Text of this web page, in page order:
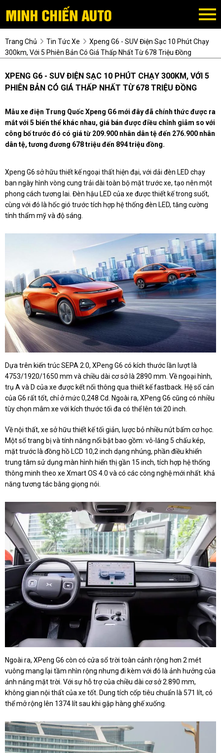
Trang Chủ Tin Tức Xe
Xpeng G6 - SUV Điện Sạc 10 Phút Chạy
300km, Với 5 Phiên Bản Có Giá Thấp Nhất Từ 678 Triệu Đồng
XPENG G6 - SUV ĐIỆN SẠC 10 PHÚT CHẠY 300KM, VỚI 5
PHIÊN BẢN CÓ GIÁ THẤP NHẤT TỪ 678 TRIỆU ĐỒNG
Mẫu xe điện Trung Quốc Xpeng G6 mới đây đã chính thức được ra
mắt với 5 biến thể khác nhau, giá bán được điều chỉnh giảm so với
công bố trước đó có giá từ 209.900 nhân dân tệ đến 276.900 nhân
dân tệ, tương đương 678 triệu đến 894 triệu đồng.
Xpeng G6 sở hữu thiết kế ngoại thất hiện đại, với dải đèn LED chạy
ban ngày hình vòng cung trải dài toàn bộ mặt trước xe, tạo nên một
phong cách tương lai. Đèn hậu LED của xe được thiết kế trong suốt,
cùng với đó là hốc gió trước tích hợp hệ thống đèn LED, tăng cường
tính thẩm mỹ và độ sáng.
Dựa trên kiến trúc SEPA 2.0, XPeng G6 có kích thước lần lượt là
4753/1920/1650 mm và chiều dài cơ sở là 2890 mm. Về ngoại hình,
trụ A và D của xe được kết nối thông qua thiết kế fastback. Hệ số cản
của G6 rất tốt, chỉ ở mức 0,248 Cd. Ngoài ra, XPeng G6 cũng có nhiều
tùy chọn mâm xe với kích thước tối đa có thể lên tới 20 inch.
Về nội thất, xe sở hữu thiết kế tối giản, lược bỏ nhiều nút bấm cơ học.
Một số trang bị và tính năng nổi bật bao gồm: vô-lăng 5 chấu kép,
mặt trước là đồng hồ LCD 10,2 inch dạng nhúng, phần điều khiển
trung tâm sử dụng màn hình hiển thị gần 15 inch, tích hợp hệ thống
thông minh theo xe Xmart OS 4.0 và có các công nghệ mới nhất. khả
năng tương tác bằng giọng nói.
Ngoài ra, XPeng G6 còn có cửa sổ trời toàn cảnh rộng hơn 2 mét
vuông mang lại tầm nhìn rộng nhưng đi kèm với đó là ảnh hưởng của
ánh nắng mặt trời. Với sự hỗ trợ của chiều dài cơ sở 2.890 mm,
không gian nội thất của xe tốt. Dung tích cốp tiêu chuẩn là 571 lít, có
thể mở rộng lên 1374 lít sau khi gập hàng ghế xuống.